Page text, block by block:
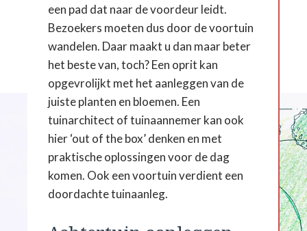
een pad dat naar de voordeur leidt.
Bezoekers moeten dus door de voortuin
wandelen. Daar maakt u dan maar beter
het beste van, toch? Een oprit kan
opgevrolijkt met het aanleggen van de
juiste planten en bloemen. Een
tuinarchitect of tuinaannemer kan ook
hier ‘out of the box’ denken en met
praktische oplossingen voor de dag
komen. Ook een voortuin verdient een
doordachte tuinaanleg.